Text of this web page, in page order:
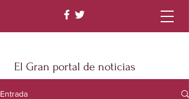
El Gran portal de noticias
Entrada